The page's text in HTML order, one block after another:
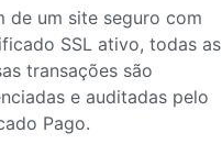
de um site seguro com
SSL ativo, todas as
transações são
e auditadas pelo
Pago.